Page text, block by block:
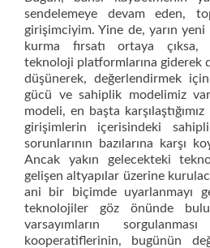
sendelemeye devam eden,
girişimciyim. Yine de, yarın
kurma fırsatı ortaya çıksa,
teknoloji platformlarına giderek
düşünerek, değerlendirmek
gücü ve sahiplik modelimiz
modeli, en başta
girişimlerin içerisindeki
sorunlarının bazılarına karşı
Ancak yakın gelecekteki
gelişen altyapılar üzerine
ani bir biçimde uyarlanmayı
teknolojiler göz önünde
varsayımların
kooperatiflerinin, bugünün